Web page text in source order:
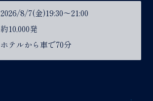
2026/8/7(金)19:30～21:00
約10,000発
ホテルから車で70分